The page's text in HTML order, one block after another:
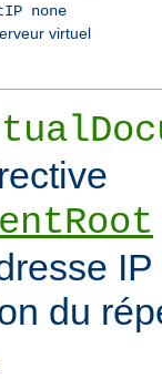
none
virtuel
du